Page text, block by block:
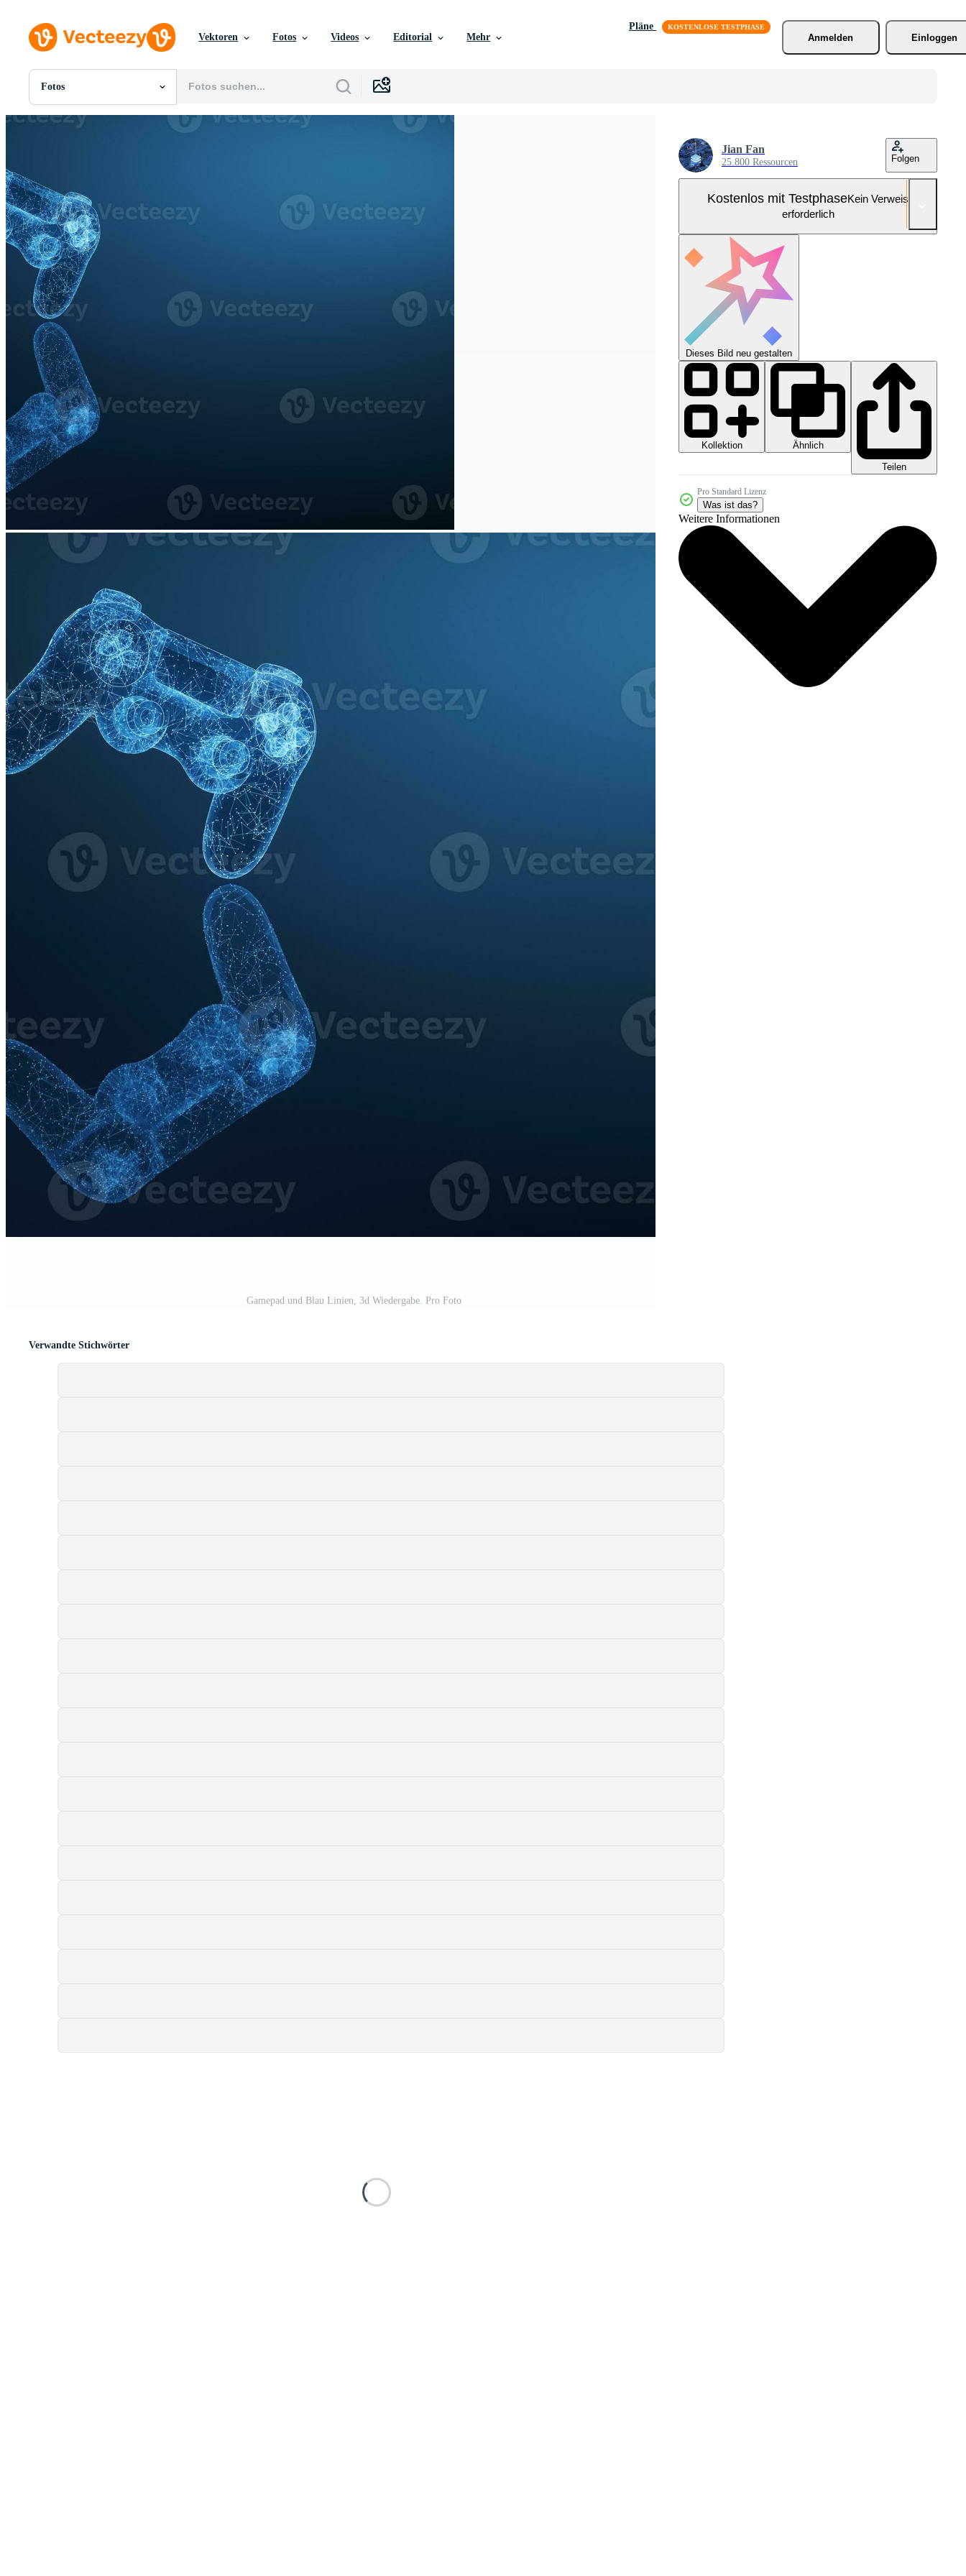
Vektoren Fotos Videos Editorial Mehr
Pläne
Anmelden
Einloggen
Fotos
Alle Bilder
Fotos
Vektoren
Videos
Motion Graphics
Redaktionelle Bilder
Redaktionelle Ereignisse
Gamepad und Blau Linien, 3d Wiedergabe. Pro Foto
Jian Fan
25.800 Ressourcen Folgen
Kostenlos mit TestphaseKein Verweis
erforderlich
Dieses Bild neu gestalten
Kollektion
Ähnlich
Teilen
Pro Standard Lizenz
Was ist das?
Weitere Informationen
Verwandte Stichwörter